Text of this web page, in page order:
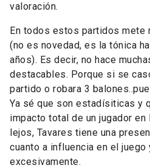
valoración.
En todos estos partidos mete
(no es novedad, es la tónica
años). Es decir, no hace
destacables. Porque si se
partido o robara 3
Ya sé que son estadísiticas y
impacto total de un jugador en
lejos, Tavares tiene una
cuanto a influencia en el juego
excesivamente.